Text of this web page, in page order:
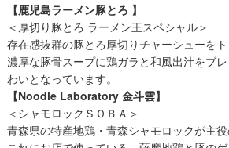
【鹿児島ラーメン豚とろ 】
＜厚切り豚とろ ラーメン王スペシャル＞
存在感抜群の豚とろ厚切りチャーシューをト
濃厚な豚骨スープに鶏ガラと和風出汁をブ
わいとなっています。
【Noodle Laboratory 金斗雲】
＜シャモロックＳＯＢＡ＞
青森県の特産地鶏・青森シャモロックが主役